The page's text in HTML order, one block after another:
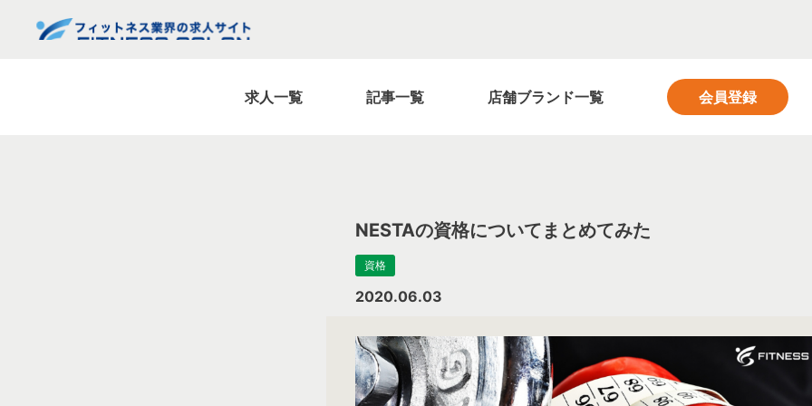
求人一覧 記事一覧 店舗ブランド一覧 会員登録
NESTAの資格についてまとめてみた
資格
2020.06.03